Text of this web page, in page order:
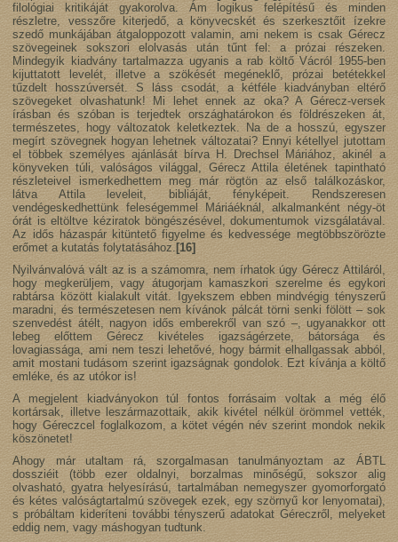
filológiai kritikáját gyakorolva. Ám logikus felépítésű és minden
részletre, vesszőre kiterjedő, a könyvecskét és szerkesztőit ízekre
szedő munkájában átgaloppozott valamin, ami nekem is csak Gérecz
szövegeinek sokszori elolvasás után tűnt fel: a prózai részeken.
Mindegyik kiadvány tartalmazza ugyanis a rab költő Vácról 1955-ben
kijuttatott levelét, illetve a szökését megéneklő, prózai betétekkel
tűzdelt hosszúversét. S láss csodát, a kétféle kiadványban eltérő
szövegeket olvashatunk! Mi lehet ennek az oka? A Gérecz-versek
írásban és szóban is terjedtek országhatárokon és földrészeken át,
természetes, hogy változatok keletkeztek. Na de a hosszú, egyszer
megírt szövegnek hogyan lehetnek változatai? Ennyi kétellyel jutottam
el többek személyes ajánlását bírva H. Drechsel Máriához, akinél a
könyveken túli, valóságos világgal, Gérecz Attila életének tapintható
részleteivel ismerkedhettem meg már rögtön az első találkozáskor,
látva Attila leveleit, bibliáját, fényképeit. Rendszeresen
vendégeskedhettünk feleségemmel Máriáéknál, alkalmanként négy-öt
órát is eltöltve kéziratok böngészésével, dokumentumok vizsgálatával.
Az idős házaspár kitüntető figyelme és kedvessége megtöbbszörözte
erőmet a kutatás folytatásához. [16]
Nyilvánvalóvá vált az is a számomra, nem írhatok úgy Gérecz Attiláról,
hogy megkerüljem, vagy átugorjam kamaszkori szerelme és egykori
rabtársa között kialakult vitát. Igyekszem ebben mindvégig tényszerű
maradni, és természetesen nem kívánok pálcát törni senki fölött – sok
szenvedést átélt, nagyon idős emberekről van szó –, ugyanakkor ott
lebeg előttem Gérecz kivételes igazságérzete, bátorsága és
lovagiassága, ami nem teszi lehetővé, hogy bármit elhallgassak abból,
amit mostani tudásom szerint igazságnak gondolok. Ezt kívánja a költő
emléke, és az utókor is!
A megjelent kiadványokon túl fontos forrásaim voltak a még élő
kortársak, illetve leszármazottaik, akik kivétel nélkül örömmel vették,
hogy Géreczcel foglalkozom, a kötet végén név szerint mondok nekik
köszönetet!
Ahogy már utaltam rá, szorgalmasan tanulmányoztam az ÁBTL
dossziéit (több ezer oldalnyi, borzalmas minőségű, sokszor alig
olvasható, gyatra helyesírású, tartalmában nemegyszer gyomorforgató
és kétes valóságtartalmú szövegek ezek, egy szörnyű kor lenyomatai),
s próbáltam kideríteni további tényszerű adatokat Géreczről, melyeket
eddig nem, vagy máshogyan tudtunk.